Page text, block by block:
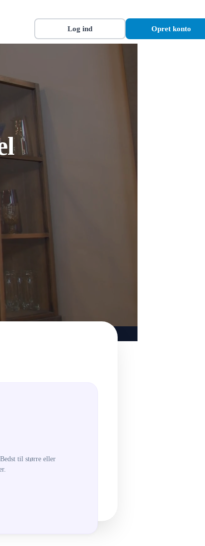
Log ind Opret konto
til større eller